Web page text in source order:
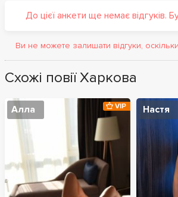
До цієї анкети ще немає відгуків.
Ви не можете залишати відгуки,
Схожі повії Харкова
Алла VIP Настя